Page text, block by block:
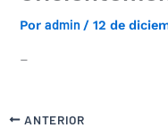
Poradmin /12 de
–
ANTERIOR